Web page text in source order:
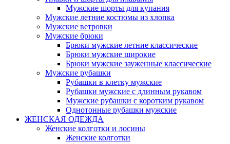
Мужские шорты для купания
Мужские летние костюмы из хлопка
Мужские ветровки
Мужские брюки
Брюки мужские летние классические
Брюки мужские широкие
Брюки мужские зауженные классические
Мужские рубашки
Рубашки в клетку мужские
Рубашки мужские с длинным рукавом
Мужские рубашки с коротким рукавом
Однотонные рубашки мужские
ЖЕНСКАЯ ОДЕЖДА
Женские колготки и лосины
Женские колготки